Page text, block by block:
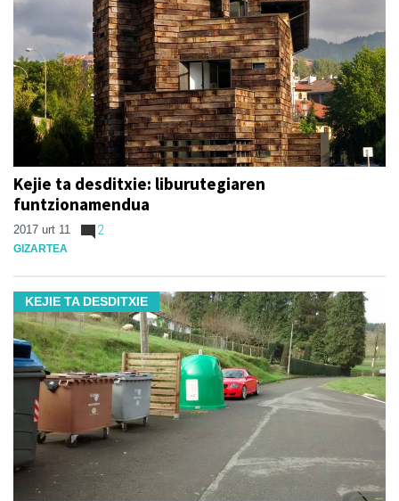
Kejie ta desditxie: liburutegiaren
funtzionamendua
2017 urt 11 2
GIZARTEA
KEJIE TA DESDITXIE